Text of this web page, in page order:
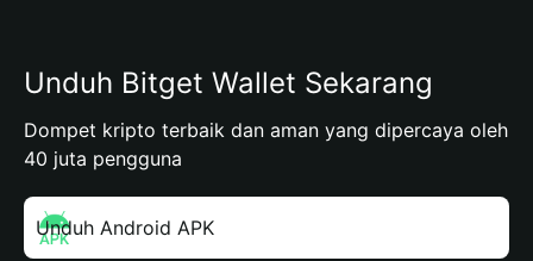
Unduh Bitget Wallet Sekarang
Dompet kripto terbaik dan aman yang dipercaya oleh
40 juta pengguna
Unduh Android APK